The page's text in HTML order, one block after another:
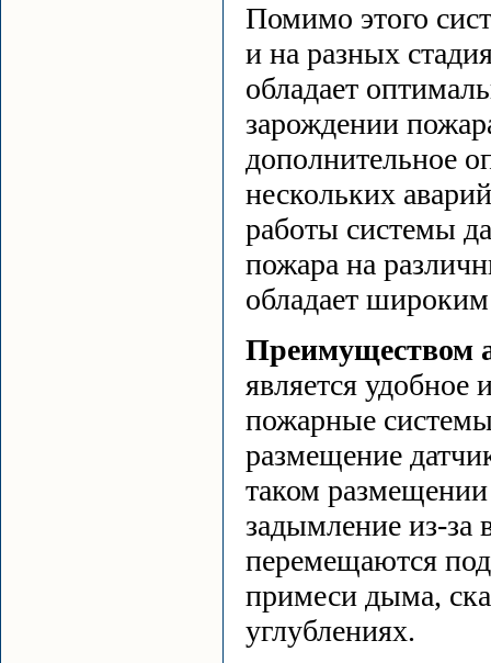
Помимо этого
и на разных
обладает
зарождении
дополнительное
нескольких
работы системы
пожара на
обладает
Преимуществом
является
пожарные
размещение
таком
задымление из-за
перемещаются
примеси дыма,
углублениях.